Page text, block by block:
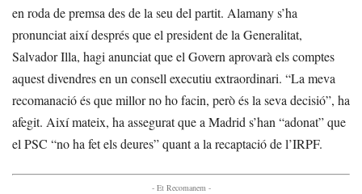
en roda de premsa des de la seu del partit. Alamany s’ha
pronunciat així després que el president de la Generalitat,
Salvador Illa, hagi anunciat que el Govern aprovarà els comptes
aquest divendres en un consell executiu extraordinari. “La meva
recomanació és que millor no ho facin, però és la seva decisió”, ha
afegit. Així mateix, ha assegurat que a Madrid s’han “adonat” que
el PSC “no ha fet els deures” quant a la recaptació de l’IRPF.
- Et Recomanem -